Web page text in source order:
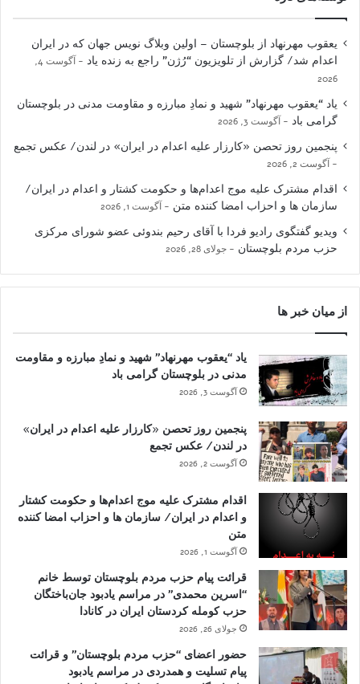
یعقوب مهرنهاد از بلوچستان – اولین وبلاگ نویس جهان که در ایران
اعدام شد/ گزارش از تلویزیون “رُژن” راجع به زنده یاد
آگوست 4,
2026
یاد “یعقوب مهرنهاد” شهید و نمادِ مبارزه و مقاومت مدنی در بلوچستان
گرامی باد
آگوست 3, 2026
پنجمین روز تحصن «کارزار علیه اعدام در ایران» در لندن/ عکس تجمع
آگوست 2, 2026
اقدام مشترک علیه موج اعدام‌ها و حکومت کشتار و اعدام در ایران/
سازمان ها و احزاب امضا کننده متن
آگوست 1, 2026
ویدیو گفتگوی رادیو فردا با آقای رحیم بندوئی عضو شورای مرکزی
حزب مردم بلوچستان
جولای 28, 2026
از میان خبر ها
یاد “یعقوب مهرنهاد” شهید و نمادِ مبارزه و مقاومت
مدنی در بلوچستان گرامی باد
آگوست 3, 2026
پنجمین روز تحصن «کارزار علیه اعدام در ایران»
در لندن/ عکس تجمع
آگوست 2, 2026
اقدام مشترک علیه موج اعدام‌ها و حکومت کشتار
و اعدام در ایران/ سازمان ها و احزاب امضا کننده
متن
آگوست 1, 2026
قرائت پیام حزب مردم بلوچستان توسط خانم
“اسرین محمدی” در مراسم یادبود جان‌باختگان
حزب کومله کردستان ایران در کانادا
جولای 26, 2026
حضور اعضای “حزب مردم بلوچستان” و قرائت
پیام تسلیت و همدردی در مراسم یادبود